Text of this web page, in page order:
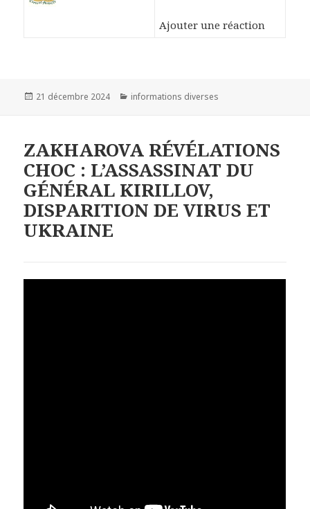
Ajouter une réaction
Publié
21 décembre 2024 Catégories
informations diverses
ZAKHAROVA RÉVÉLATIONS
CHOC : L’ASSASSINAT DU
GÉNÉRAL KIRILLOV,
DISPARITION DE VIRUS ET
UKRAINE